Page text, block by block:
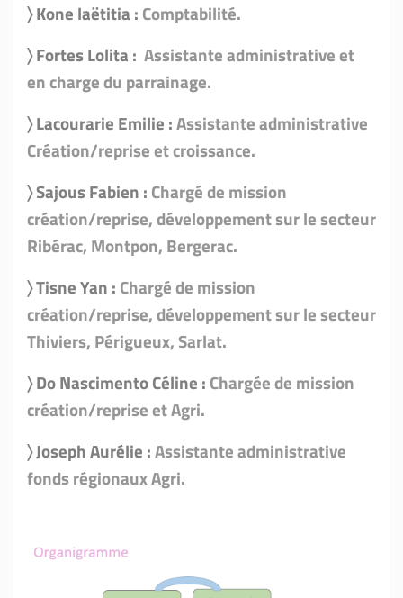
〉 Kone laëtitia : Comptabilité.
〉 Fortes Lolita : Assistante administrative et
en charge du parrainage.
〉 Lacourarie Emilie :Assistante administrative
Création/reprise et croissance.
〉 Sajous Fabien : Chargé de mission
création/reprise, développement sur le secteur
Ribérac, Montpon, Bergerac.
〉 Tisne Yan : Chargé de mission
création/reprise, développement sur le secteur
Thiviers, Périgueux, Sarlat.
〉 Do Nascimento Céline : Chargée de mission
création/reprise et Agri.
〉 Joseph Aurélie :Assistante administrative
fonds régionaux Agri.